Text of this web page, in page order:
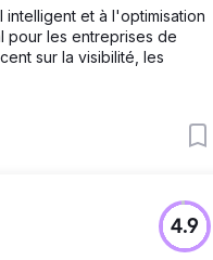
et à l'optimisation
pour les entreprises de
sur la visibilité, les
4.9